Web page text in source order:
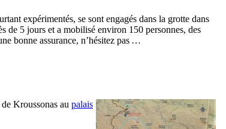
expérimentés, se sont engagés dans la grotte dans
de 5 jours et a mobilisé environ 150 personnes, des
bonne assurance, n’hésitez pas …
Kroussonas au palais